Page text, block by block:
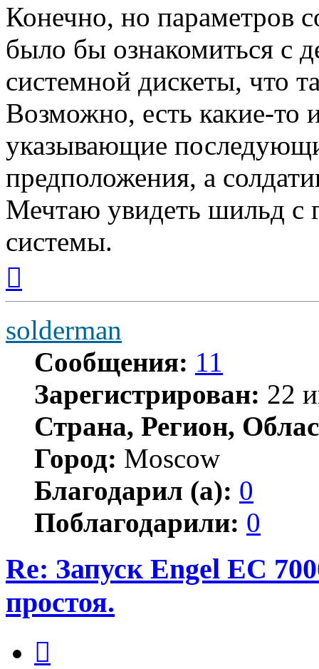
Конечно, но параметров
было бы ознакомиться с
системной дискеты, что
Возможно, есть какие-то
указывающие
предположения, а
Мечтаю увидеть шильд с
системы.
началу
solderman
Сообщения: 11
Зарегистрирован: 22
Страна, Регион,
Город: Moscow
Благодарил (а): 0
Поблагодарили: 0
Re: Запуск Engel EC
простоя.